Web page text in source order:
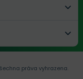
práva vyhrazena.